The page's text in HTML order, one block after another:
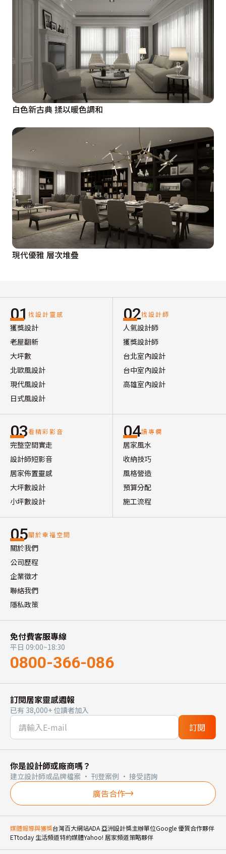
白色新古典 揉以暖色調和
現代優雅 層次堆疊
01 找設計靈感
獲獎設計
老屋翻新
大坪數
北歐風設計
現代風設計
日式風設計
02找設計師
人氣設計師
獲獎設計師
台北室內設計
台中室內設計
高雄室內設計
03看精彩影音
完整空間實走
設計師短影音
居家佈置靈感
大坪數設計
小坪數設計
04讀專欄
居家風水
收納技巧
風格營造
預算分配
施工流程
05關於幸福空間
關於我們
公司歷程
企業徵才
聯絡我們
隱私政策
免付費客服專線
平日 09:00~18:30
0800-366-086
訂閱居家靈感週報
已有 38,000+ 位讀者加入
訂閱
你是設計師或廠商嗎？
建立設計師或品牌檔案 · 刊登案例 · 接受諮詢
廣告合作
媒體報導與獲獎台灣百大網站ADA 亞洲設計獎主辦單位Google 優質合作夥伴
ETtoday 生活頻道特約媒體Yahoo! 居家頻道策略夥伴